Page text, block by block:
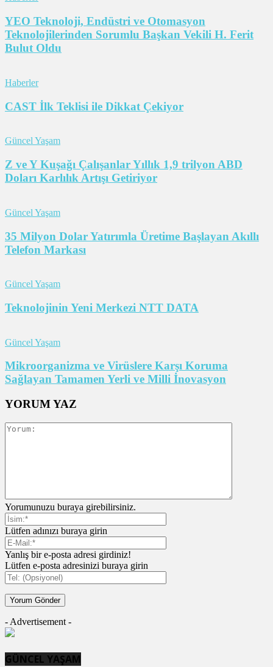
YEO Teknoloji, Endüstri ve Otomasyon
Teknolojilerinden Sorumlu Başkan Vekili H. Ferit
Bulut Oldu
Haberler
CAST İlk Teklisi ile Dikkat Çekiyor
Güncel Yaşam
Z ve Y Kuşağı Çalışanlar Yıllık 1,9 trilyon ABD
Doları Karlılık Artışı Getiriyor
Güncel Yaşam
35 Milyon Dolar Yatırımla Üretime Başlayan Akıllı
Telefon Markası
Güncel Yaşam
Teknolojinin Yeni Merkezi NTT DATA
Güncel Yaşam
Mikroorganizma ve Virüslere Karşı Koruma
Sağlayan Tamamen Yerli ve Milli İnovasyon
YORUM YAZ
Yorumunuzu buraya girebilirsiniz.
Lütfen adınızı buraya girin
Yanlış bir e-posta adresi girdiniz!
Lütfen e-posta adresinizi buraya girin
- Advertisement -
GÜNCEL YAŞAM